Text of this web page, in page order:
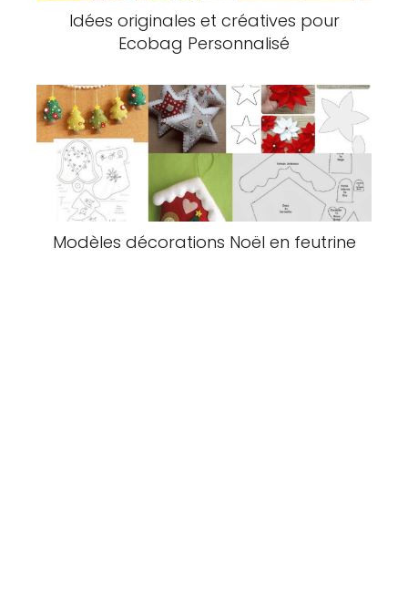
Idées originales et créatives pour
Ecobag Personnalisé
Modèles décorations Noël en feutrine